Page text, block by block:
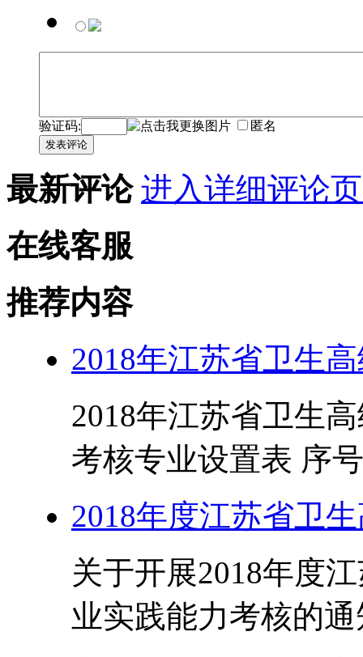
验证码: 匿名
发表评论
最新评论 进入详细评论
在线客服
推荐内容
2018年江苏省卫生
2018年江苏省卫生
考核专业设置表 序
2018年度江苏省卫
关于开展2018年度
业实践能力考核的